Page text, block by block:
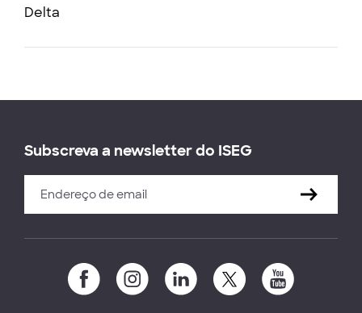
Delta
Subscreva a newsletter do ISEG